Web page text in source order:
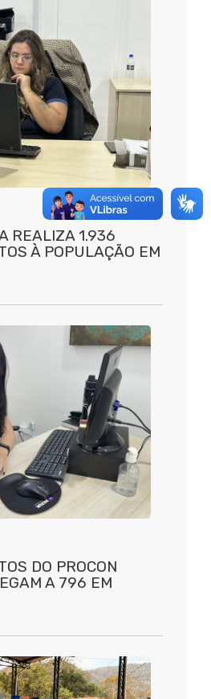
REALIZA 1.936
À POPULAÇÃO EM
DO PROCON
A 796 EM